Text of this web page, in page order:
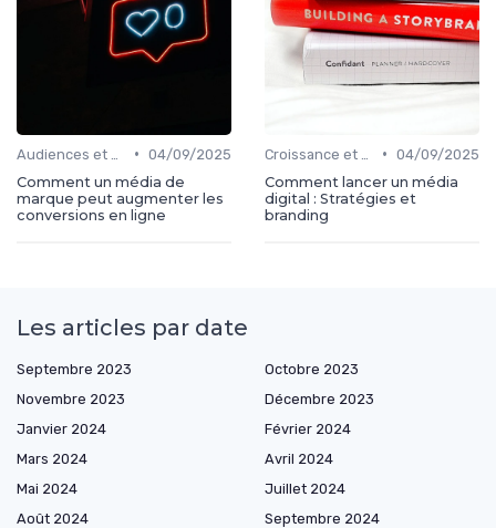
• 04/09/2025
Comment un média de
marque peut augmenter les
conversions en ligne
• 04/09/2025
Comment lancer un média
digital : Stratégies et
branding
Les articles par date
Septembre 2023
Octobre 2023
Novembre 2023
Décembre 2023
Janvier 2024
Février 2024
Mars 2024
Avril 2024
Mai 2024
Juillet 2024
Août 2024
Septembre 2024